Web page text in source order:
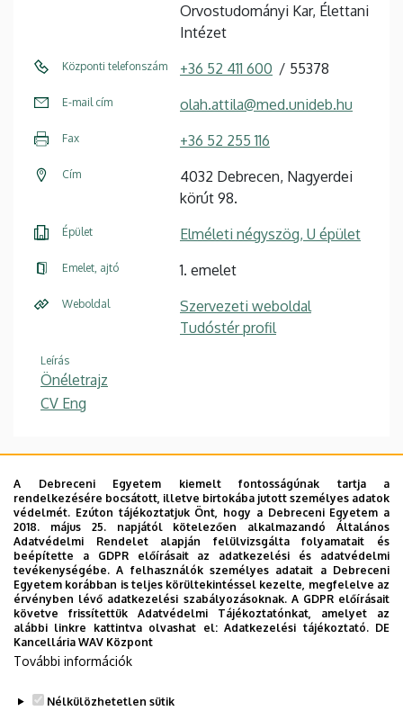
Orvostudományi Kar, Élettani
Intézet
Központi telefonszám +36 52 411 600 55378
E-mail cím olah.attila@med.unideb.hu
Fax +36 52 255 116
Cím
4032 Debrecen, Nagyerdei
körút 98.
Épület Elméleti négyszög, U épület
Emelet, ajtó 1. emelet
Weboldal
Szervezeti weboldal
Tudóstér profil
Leírás
Önéletrajz
CV Eng
A Debreceni Egyetem kiemelt fontosságúnak tartja a
rendelkezésére bocsátott, illetve birtokába jutott személyes adatok
védelmét. Ezúton tájékoztatjuk Önt, hogy a Debreceni Egyetem a
2018. május 25. napjától kötelezően alkalmazandó Általános
Adatvédelmi Rendelet alapján felülvizsgálta folyamatait és
beépítette a GDPR előírásait az adatkezelési és adatvédelmi
tevékenységébe. A felhasználók személyes adatait a Debreceni
Egyetem korábban is teljes körültekintéssel kezelte, megfelelve az
érvényben lévő adatkezelési szabályozásoknak. A GDPR előírásait
követve frissítettük Adatvédelmi Tájékoztatónkat, amelyet az
alábbi linkre kattintva olvashat el:Adatkezelési tájékoztató. DE
Kancellária WAV Központ
További információk
Nélkülözhetetlen sütik